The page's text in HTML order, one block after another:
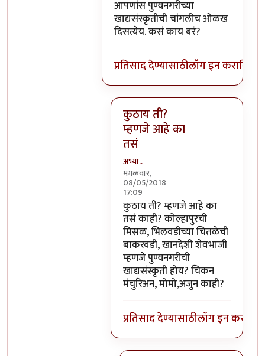
In reply toकाये ना, की पुणेकरांना भायेर
आपणांस पुण्यनगरीच्या
खाद्यसंस्कृतीची चांगलीच ओळख
दिसत्येय. कसं काय बरं?
प्रतिसाद देण्यासाठीलॉग इन कराकिंवा
कुठाय ती?
म्हणजे आहे का
तसं
अभ्या..
मंगळवार,
08/05/2018
17:09
In reply toआपणांस पुण्यनगरीच्या
कुठाय ती? म्हणजे आहे का
तसं काही? कोल्हापुरची
मिसळ, भिलवडीच्या चितळेची
बाकरवडी, खानदेशी शेवभाजी
म्हणजे पुण्यनगरीची
खाद्यसंस्कृती होय? चिकन
मंचुरिअन, मोमो,अजुन काही?
प्रतिसाद देण्यासाठीलॉग इन करा